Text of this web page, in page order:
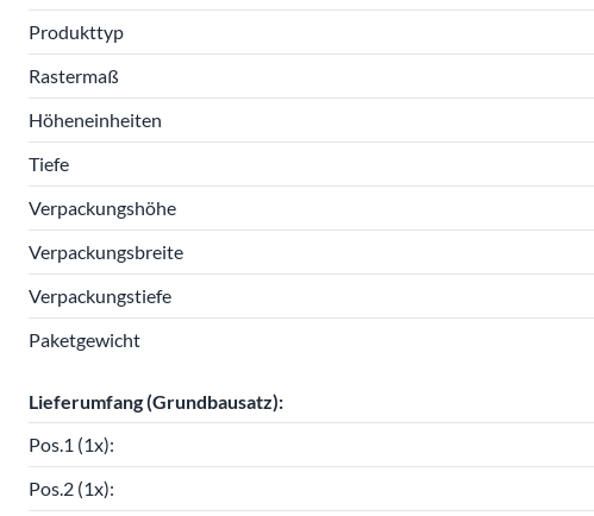
Produkttyp
Rastermaß
Höheneinheiten
Tiefe
Verpackungshöhe
Verpackungsbreite
Verpackungstiefe
Paketgewicht
Lieferumfang (Grundbausatz):
Pos.1 (1x):
Pos.2 (1x):